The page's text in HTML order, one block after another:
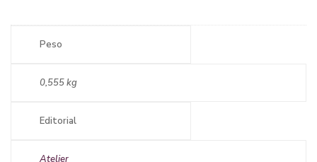
Peso
0,555 kg
Editorial